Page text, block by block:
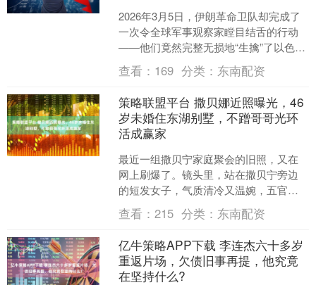
2026年3月5日，伊朗革命卫队却完成了
一次令全球军事观察家瞠目结舌的行动
——他们竟然完整无损地“生擒”了以色列
最先进的赫尔墨斯900无人机。 这架赫尔
墨斯90....
查看： 169 分类： 东南配资
策略联盟平台 撒贝娜近照曝光，46
岁未婚住东湖别墅，不蹭哥哥光环
活成赢家
最近一组撒贝宁家庭聚会的旧照，又在
网上刷爆了。镜头里，站在撒贝宁旁边
的短发女子，气质清冷又温婉，五官精
致得不像话，就算站在金发碧眼的嫂子
李白身边，也半点不逊色。....
查看：215 分类： 东南配资
亿牛策略APP下载 李连杰六十多岁
重返片场，欠债旧事再提，他究竟
在坚持什么?